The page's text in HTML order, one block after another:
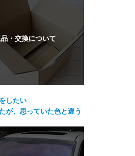
したい
が、思っていた色と違う